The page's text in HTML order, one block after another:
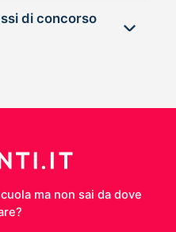
ma non sai da dove